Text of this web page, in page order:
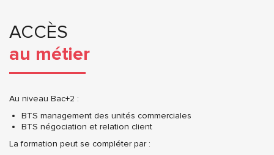
ACCÈS
au métier
Au niveau Bac+2 :
BTS management des unités commerciales
BTS négociation et relation client
La formation peut se compléter par :